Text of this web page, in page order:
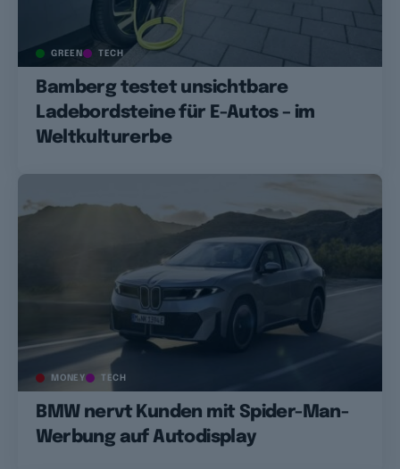
GREEN TECH
Bamberg testet unsichtbare
Ladebordsteine für E-Autos – im
Weltkulturerbe
MONEY TECH
BMW nervt Kunden mit Spider-Man-
Werbung auf Autodisplay